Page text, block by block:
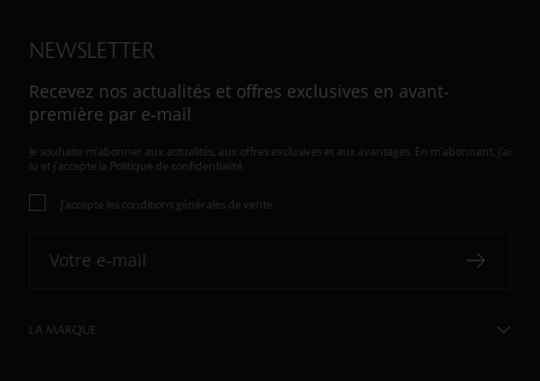
NEWSLETTER
Recevez nos actualités et offres exclusives en avant-
première par e-mail
Je souhaite m'abonner aux actualités, aux offres exclusives et aux avantages. En m'abonnant, j'ai
lu et j'accepte
la Politique de confidentialité.
J'accepte les conditions générales de vente
Votre e-mail
LA MARQUE